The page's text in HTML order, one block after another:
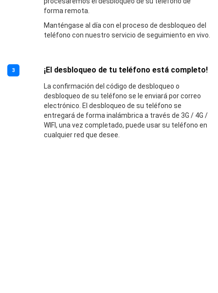
forma remota.
Manténgase al día con el proceso de desbloqueo del
teléfono con nuestro servicio de seguimiento en vivo.
3 ¡El desbloqueo de tu teléfono está completo!
La confirmación del código de desbloqueo o
desbloqueo de su teléfono se le enviará por correo
electrónico. El desbloqueo de su teléfono se
entregará de forma inalámbrica a través de 3G / 4G /
WIFI, una vez completado, puede usar su teléfono en
cualquier red que desee.